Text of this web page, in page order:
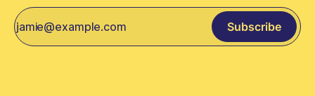
Subscribe